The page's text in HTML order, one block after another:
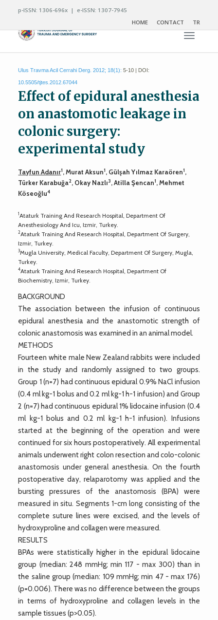
p-ISSN: 1306-696x | e-ISSN: 1307-7945
HOME
CONTACT TR
Toggle
Ulus Travma Acil Cerrahi Derg. 2012; 18(1): 5-10 | DOI:
10.5505/tjtes.2012.67044
Effect of epidural anesthesia
on anastomotic leakage in
colonic surgery:
experimental study
Tayfun Adanır1, Murat Aksun1, Gülşah Yılmaz Karaören1,
Türker Karabuğa2, Okay Nazlı3, Atilla Şencan1, Mehmet
Köseoğlu4
1Ataturk Training And Research Hospital, Department Of
Anesthesiology And Icu, Izmir, Turkey.
2Ataturk Training And Research Hospital, Department Of Surgery,
Izmir, Turkey.
3Mugla University, Medical Faculty, Department Of Surgery, Mugla,
Turkey.
4Ataturk Training And Research Hospital, Department Of
Biochemistry, Izmir, Turkey.
BACKGROUND
The association between the infusion of continuous
epidural anesthesia and the anastomotic strength of
colonic anastomosis was examined in an animal model.
METHODS
Fourteen white male New Zealand rabbits were included
in the study and randomly assigned to two groups.
Group 1 (n=7) had continuous epidural 0.9% NaCl infusion
(0.4 ml kg-1 bolus and 0.2 ml kg-1 h-1 infusion) and Group
2 (n=7) had continuous epidural 1% lidocaine infusion (0.4
ml kg-1 bolus and 0.2 ml kg-1 h-1 infusion). Infusions
started at the beginning of the operation and were
continued for six hours postoperatively. All experimental
animals underwent right colon resection and colo-colonic
anastomosis under general anesthesia. On the fourth
postoperative day, relaparotomy was applied and the
bursting pressures of the anastomosis (BPA) were
measured in situ. Segments 1-cm long consisting of the
complete suture lines were excised, and the levels of
hydroxyproline and collagen were measured.
RESULTS
BPAs were statistically higher in the epidural lidocaine
group (median: 248 mmHg; min 117 - max 300) than in
the saline group (median: 109 mmHg; min 47 - max 176)
(p=0.006). There was no difference between the groups
in terms of hydroxyproline and collagen levels in the
sample tissues (p>0.05).